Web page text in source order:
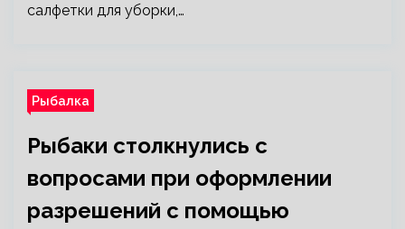
салфетки для уборки,…
Рыбалка
Рыбаки столкнулись с
вопросами при оформлении
разрешений с помощью